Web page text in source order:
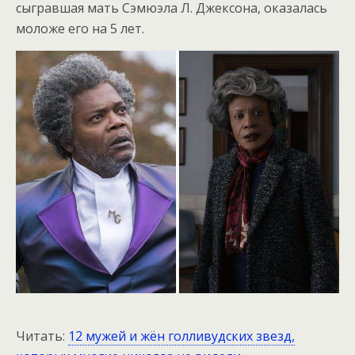
сыгравшая мать Сэмюэла Л. Джексона, оказалась
моложе его на 5 лет.
Читать: 12 мужей и жён голливудских звезд,